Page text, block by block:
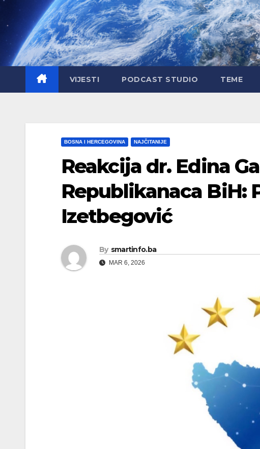
content
VIJESTI PODCAST STUDIO TEME
BOSNA I HERCEGOVINA NAJČITANIJE
Reakcija dr. Edina
Republikanaca BiH:
Izetbegović
By smartinfo.ba
MAR 6, 2026